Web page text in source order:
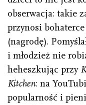
obserwacja: takie
przynosi
(nagrodę).
i młodzież nie
heheszkując przy
Kitchen: na
popularność i